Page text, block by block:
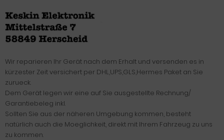
Wir reparieren Ihr Gerät nach dem Erhalt und versenden es in
kürzester Zeit versichert per DHL,UPS,GLS,Hermes Paket an Sie
zurueck.
Dem Gerät legen wir eine auf Sie ausgestellte Rechnung/
Garantiebeleg inkl.
Sollten Sie aus der näheren Umgebung kommen, besteht
natürlich auch die Moeglichkeit, direkt mit Ihrem Fahrzeug zu uns
zu kommen.